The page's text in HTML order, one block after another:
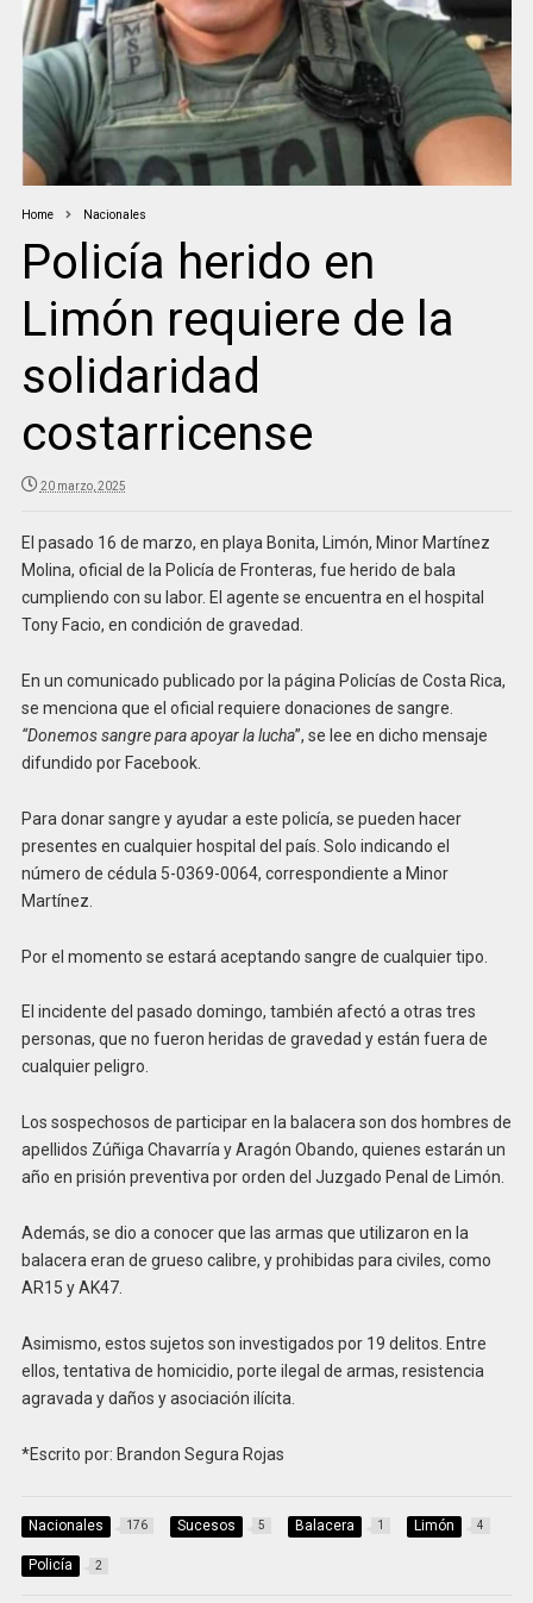
Home Nacionales
Policía herido en
Limón requiere de la
solidaridad
costarricense
20 marzo, 2025
El pasado 16 de marzo, en playa Bonita, Limón, Minor Martínez
Molina, oficial de la Policía de Fronteras, fue herido de bala
cumpliendo con su labor. El agente se encuentra en el hospital
Tony Facio, en condición de gravedad.
En un comunicado publicado por la página Policías de Costa Rica,
se menciona que el oficial requiere donaciones de sangre.
“Donemos sangre para apoyar la lucha”, se lee en dicho mensaje
difundido por Facebook.
Para donar sangre y ayudar a este policía, se pueden hacer
presentes en cualquier hospital del país. Solo indicando el
número de cédula 5-0369-0064, correspondiente a Minor
Martínez.
Por el momento se estará aceptando sangre de cualquier tipo.
El incidente del pasado domingo, también afectó a otras tres
personas, que no fueron heridas de gravedad y están fuera de
cualquier peligro.
Los sospechosos de participar en la balacera son dos hombres de
apellidos Zúñiga Chavarría y Aragón Obando, quienes estarán un
año en prisión preventiva por orden del Juzgado Penal de Limón.
Además, se dio a conocer que las armas que utilizaron en la
balacera eran de grueso calibre, y prohibidas para civiles, como
AR15 y AK47.
Asimismo, estos sujetos son investigados por 19 delitos. Entre
ellos, tentativa de homicidio, porte ilegal de armas, resistencia
agravada y daños y asociación ilícita.
*Escrito por: Brandon Segura Rojas
Nacionales 176 Sucesos 5 Balacera 1 Limón 4
Policía 2